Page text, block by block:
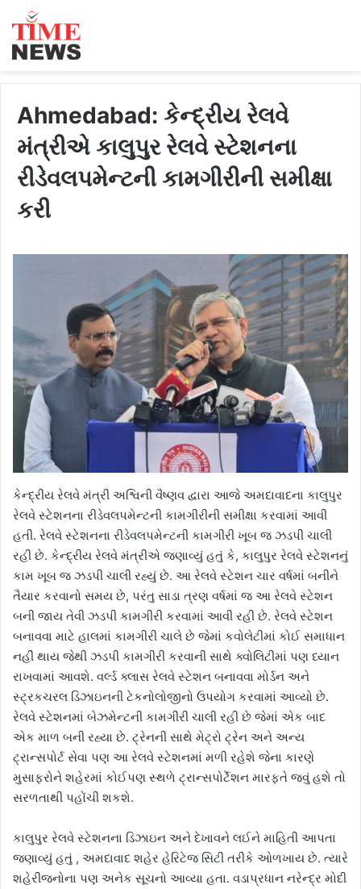
Ahmedabad: કેન્દ્રીય રેલવે
મંત્રીએ કાલુપુર રેલવે સ્ટેશનના
રીડેવલપમેન્ટની કામગીરીની સમીક્ષા
કરી
કેન્દ્રીય રેલવે મંત્રી અશ્વિની વૈષ્ણવ દ્વારા આજે અમદાવાદના કાલુપુર
રેલવે સ્ટેશનના રીડેવલપમેન્ટની કામગીરીની સમીક્ષા કરવામાં આવી
હતી. રેલવે સ્ટેશનના રીડેવલપમેન્ટની કામગીરી ખૂબ જ ઝડપી ચાલી
રહી છે. કેન્દ્રીય રેલવે મંત્રીએ જણાવ્યું હતું કે, કાલુપુર રેલવે સ્ટેશનનું
કામ ખૂબ જ ઝડપી ચાલી રહ્યું છે. આ રેલવે સ્ટેશન ચાર વર્ષમાં બનીને
તૈયાર કરવાનો સમય છે, પરંતુ સાડા ત્રણ વર્ષમાં જ આ રેલવે સ્ટેશન
બની જાય તેવી ઝડપી કામગીરી કરવામાં આવી રહી છે. રેલવે સ્ટેશન
બનાવવા માટે હાલમાં કામગીરી ચાલે છે જેમાં કવોલેટીમાં કોઈ સમાધાન
નહીં થાય જેથી ઝડપી કામગીરી કરવાની સાથે ક્વોલિટીમાં પણ ધ્યાન
રાખવામાં આવશે. વર્લ્ડ ક્લાસ રેલવે સ્ટેશન બનાવવા મોર્ડન અને
સ્ટ્રકચરલ ડિઝાઇનની ટેકનોલોજીનો ઉપયોગ કરવામાં આવ્યો છે.
રેલવે સ્ટેશનમાં બેઝમેન્ટની કામગીરી ચાલી રહી છે જેમાં એક બાદ
એક માળ બની રહ્યા છે. ટ્રેનની સાથે મેટ્રો ટ્રેન અને અન્ય
ટ્રાન્સપોર્ટ સેવા પણ આ રેલવે સ્ટેશનમાં મળી રહેશે જેના કારણે
મુસાફરોને શહેરમાં કોઈપણ સ્થળે ટ્રાન્સપોર્ટેશન મારફતે જવું હશે તો
સરળતાથી પહોંચી શકશે.
કાલુપુર રેલવે સ્ટેશનના ડિઝાઇન અને દેખાવને લઈને માહિતી આપતા
જણાવ્યું હતું , અમદાવાદ શહેર હેરિટેજ સિટી તરીકે ઓળખાય છે. ત્યારે
શહેરીજનોના પણ અનેક સૂચનો આવ્યા હતા. વડાપ્રધાન નરેન્દ્ર મોદી